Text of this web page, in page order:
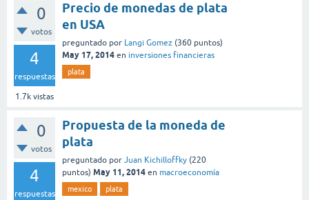
0
votos
4
respuestas
1.7k vistas
Precio de monedas de plata
en USA
preguntado por Langi Gomez (360 puntos)
May 17, 2014 en inversiones financieras
plata
0
votos
4
respuestas
Propuesta de la moneda de
plata
preguntado por Juan Kichilloffky (220
puntos) May 11, 2014 en macroeconomía
mexico plata